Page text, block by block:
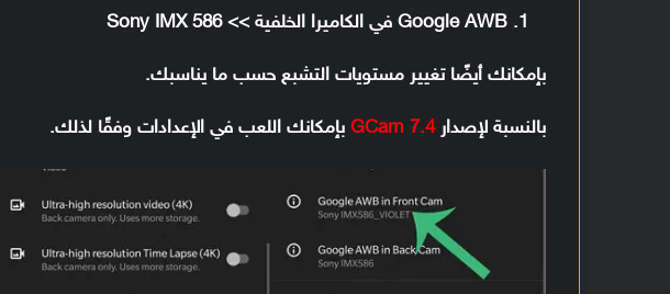
Google AWB في الكاميرا الخلفية >> Sony IMX 586
بإمكانك أيضًا تغيير مستويات التشبع حسب ما يناسبك.
بالنسبة لإصدارGCam 7.4 بإمكانك اللعب في الإعدادات وفقًا لذلك.